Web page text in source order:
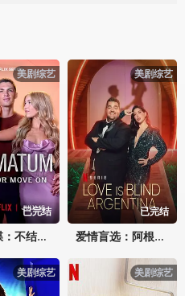
美剧综艺
已完结
最后通牒：不结就分第四季
美剧综艺
已完结
爱情盲选：阿根廷篇第二季
美剧综艺 美剧综艺